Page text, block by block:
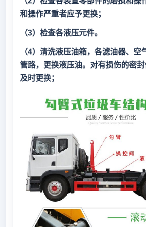
和操作严重者应予更换；
（3）检查各液压元件。
（4）清洗液压油箱，各滤油器、空
管路，更换液压油。对有损伤的密
及时更换；